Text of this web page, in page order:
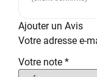
Ajouter un Avis
Votre adresse e-
Votre note *